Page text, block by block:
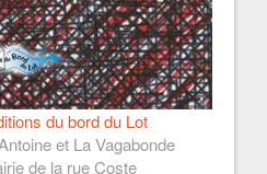
du bord du Lot
et La Vagabonde
de la rue Coste